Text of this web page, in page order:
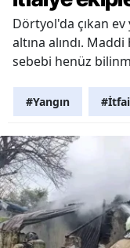
Dörtyol'da çıkan
altına alındı.
sebebi henüz
#Yangın